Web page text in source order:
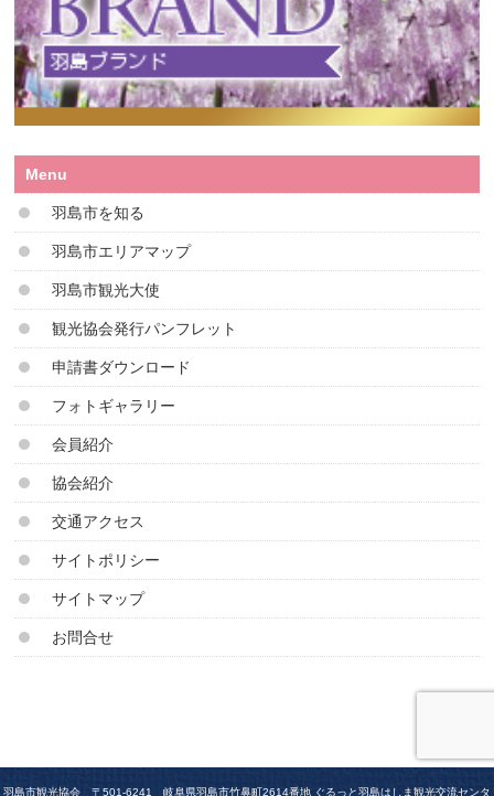
Menu
羽島市を知る
羽島市エリアマップ
羽島市観光大使
観光協会発行パンフレット
申請書ダウンロード
フォトギャラリー
会員紹介
協会紹介
交通アクセス
サイトポリシー
サイトマップ
お問合せ
羽島市観光協会 〒501-6241 岐阜県羽島市竹鼻町2614番地 ぐるっと羽島はしま観光交流センタ